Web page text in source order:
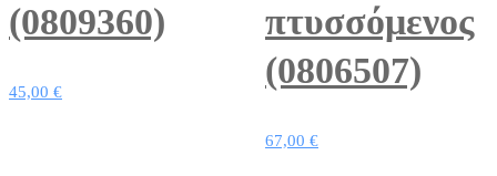
(0809360)
45,00 €
πτυσσόμενος
(0806507)
67,00 €